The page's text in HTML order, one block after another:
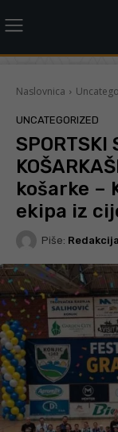
Naslovnica
UNCATEGORIZED
SPORTSKI
košarke –
ekipa iz
Piše: